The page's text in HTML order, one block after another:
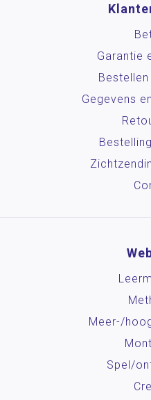
Garantie
Gegevens
Meer-/
Spel/